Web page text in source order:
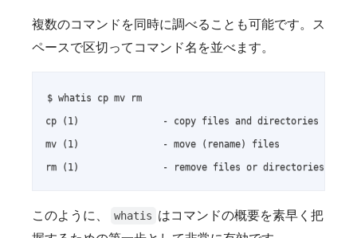
複数のコマンドを同時に調べることも可能です。ス
ペースで区切ってコマンド名を並べます。
$ whatis cp mv rm
cp (1)               - copy files and directories
mv (1)               - move (rename) files
rm (1)               - remove files or directories
このように、 whatis はコマンドの概要を素早く把